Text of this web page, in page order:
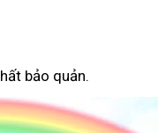
bảo quản.